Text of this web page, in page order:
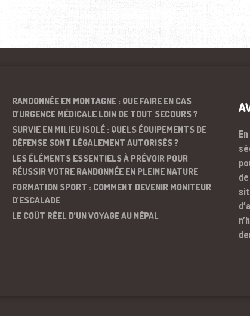
RANDONNÉE EN MONTAGNE : QUE FAIRE EN CAS
D’URGENCE MÉDICALE LOIN DE TOUT SECOURS ?
SURVIE EN MILIEU ISOLÉ : QUELS ÉQUIPEMENTS DE
DÉFENSE SONT LÉGALEMENT AUTORISÉS ?
LES ÉLÉMENTS ESSENTIELS À PRÉVOIR POUR
RÉUSSIR VOTRE RANDONNÉE EN PLEINE NATURE
FORMATION SPORT : COMMENT DEVENIR MONITEUR
D’ESCALADE
LE COÛT RÉEL D’UN VOYAGE AU NÉPAL